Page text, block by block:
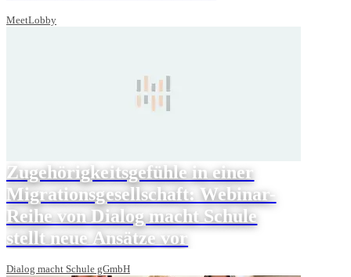
MeetLobby
Zugehörigkeitsgefühle in einer
Migrationsgesellschaft: Webinar-
Reihe von Dialog macht Schule
stellt neue Ansätze vor
Dialog macht Schule gGmbH